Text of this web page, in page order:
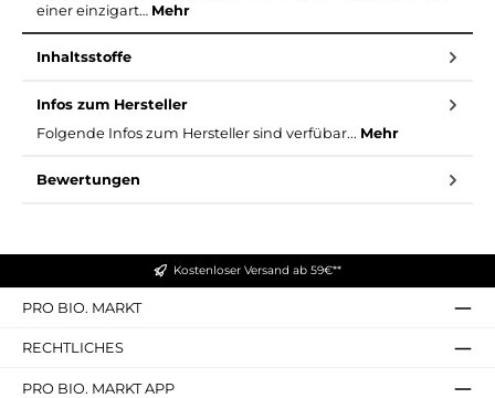
einer einzigart… Mehr
Inhaltsstoffe
Infos zum Hersteller
Folgende Infos zum Hersteller sind verfübar... Mehr
Bewertungen
Kostenloser Versand ab 59€**
PRO BIO. MARKT
RECHTLICHES
PRO BIO. MARKT APP